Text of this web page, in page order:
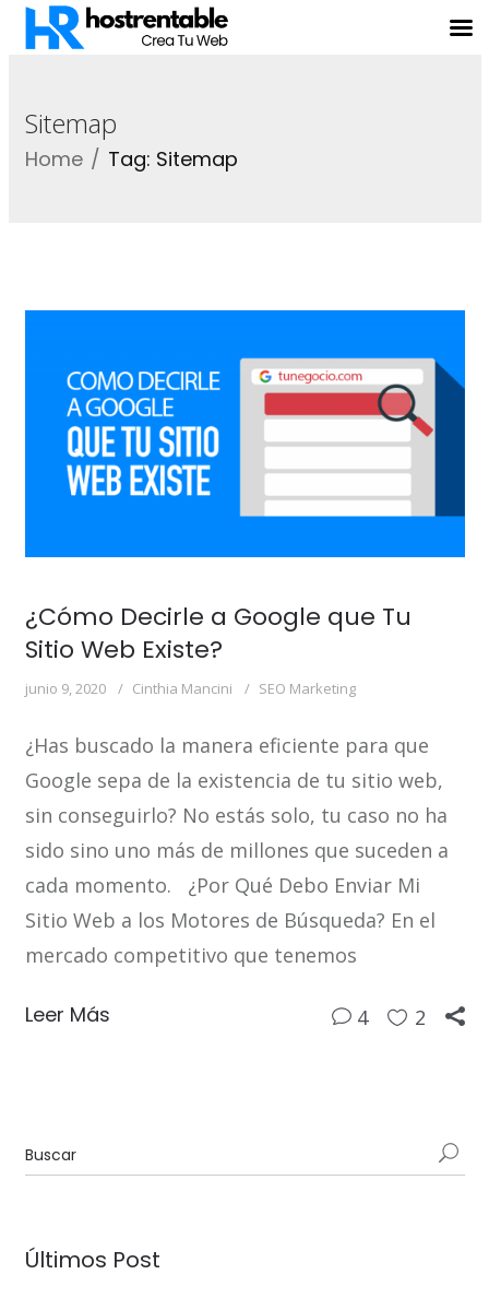
Sitemap
Home Tag: Sitemap
¿Cómo Decirle a Google que Tu
Sitio Web Existe?
junio 9, 2020 Cinthia Mancini SEO Marketing
¿Has buscado la manera eficiente para que
Google sepa de la existencia de tu sitio web,
sin conseguirlo? No estás solo, tu caso no ha
sido sino uno más de millones que suceden a
cada momento. ¿Por Qué Debo Enviar Mi
Sitio Web a los Motores de Búsqueda? En el
mercado competitivo que tenemos
Leer Más 4 2
Últimos Post